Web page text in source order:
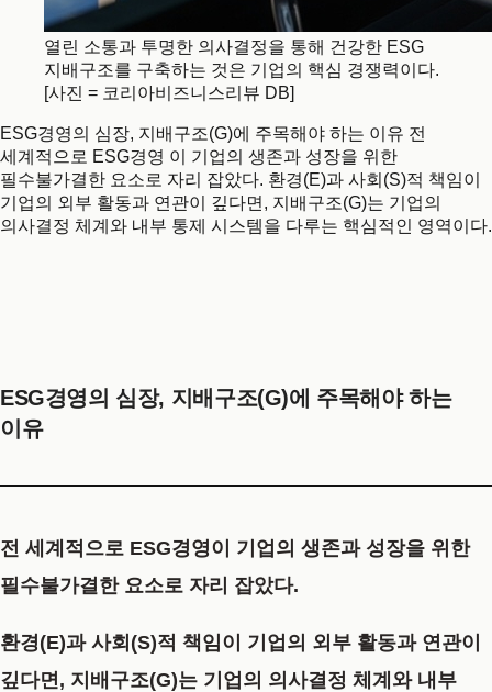
열린 소통과 투명한 의사결정을 통해 건강한 ESG
지배구조를 구축하는 것은 기업의 핵심 경쟁력이다.
[사진 = 코리아비즈니스리뷰 DB]
ESG경영의 심장, 지배구조(G)에 주목해야 하는 이유 전
세계적으로 ESG경영 이 기업의 생존과 성장을 위한
필수불가결한 요소로 자리 잡았다. 환경(E)과 사회(S)적 책임이
기업의 외부 활동과 연관이 깊다면, 지배구조(G)는 기업의
의사결정 체계와 내부 통제 시스템을 다루는 핵심적인 영역이다.
ESG경영의 심장, 지배구조(G)에 주목해야 하는
이유
전 세계적으로 ESG경영이 기업의 생존과 성장을 위한
필수불가결한 요소로 자리 잡았다.
환경(E)과 사회(S)적 책임이 기업의 외부 활동과 연관이
깊다면, 지배구조(G)는 기업의 의사결정 체계와 내부